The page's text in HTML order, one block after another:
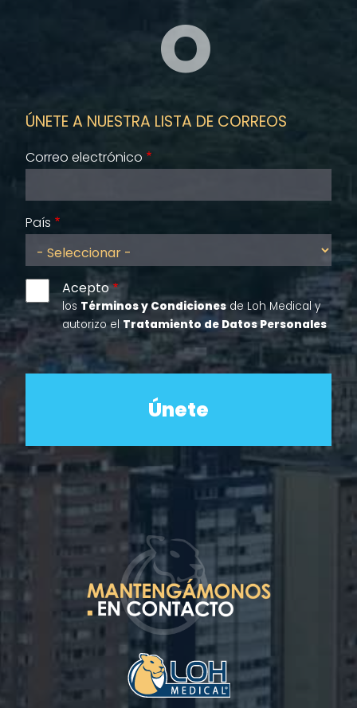
O
ÚNETE A NUESTRA LISTA DE CORREOS
Correo electrónico
País
Acepto
los Términos y Condiciones de Loh Medical y
autorizo el Tratamiento de Datos Personales